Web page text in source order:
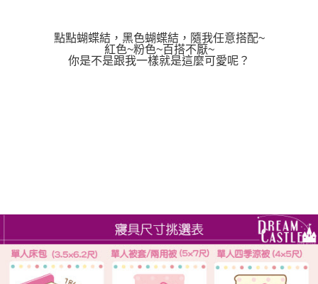
點點蝴蝶結，黑色蝴蝶結，隨我任意搭配~
紅色~粉色~百搭不厭~
你是不是跟我一樣就是這麼可愛呢？